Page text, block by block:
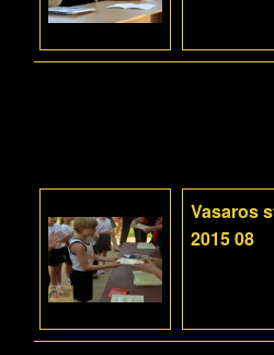
Vasaros
2015 08